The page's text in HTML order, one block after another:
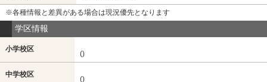
※各種情報と差異がある場合は現況優先となります
学区情報
小学校区
()
中学校区
()